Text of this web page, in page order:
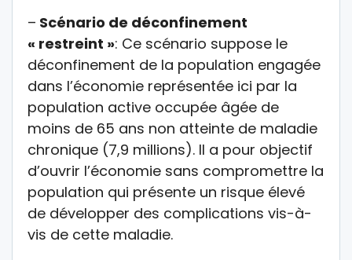
– Scénario de déconfinement
« restreint »: Ce scénario suppose le
déconfinement de la population engagée
dans l’économie représentée ici par la
population active occupée âgée de
moins de 65 ans non atteinte de maladie
chronique (7,9 millions). Il a pour objectif
d’ouvrir l’économie sans compromettre la
population qui présente un risque élevé
de développer des complications vis-à-
vis de cette maladie.